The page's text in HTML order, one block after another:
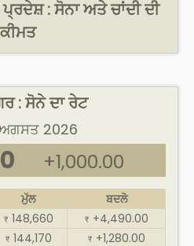
: ਸੋਨਾ ਅਤੇ ਚਾਂਦੀ ਦੀ
ਕੀਮਤ
: ਸੋਨੇ ਦਾ ਰੇਟ
2026
+1,000.00
ਮੁੱਲ
ਬਦਲੋ
₹ 148,660 ₹ +4,490.00
₹ 144,170 ₹ +1,280.00